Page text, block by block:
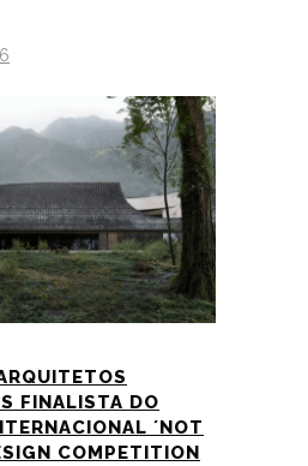
FINALISTA DO
´NOT
COMPETITION